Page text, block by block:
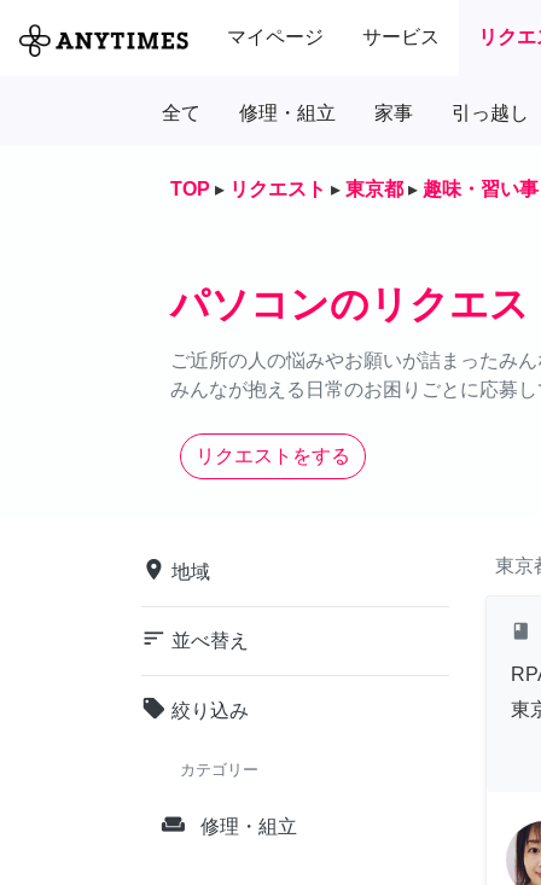
マイページ サービス リク
全て 修理・組立 家事 引っ越し
TOP ▸ リクエスト ▸ 東京都 ▸ 趣味・習い事
パソコンのリクエス
ご近所の人の悩みやお願いが詰まったみ
みんなが抱える日常のお困りごとに応募
リクエストをする
place 地域
sort 並べ替え
local_offer 絞り込み
カテゴリー
weekend 修理・組立
東京
class
東